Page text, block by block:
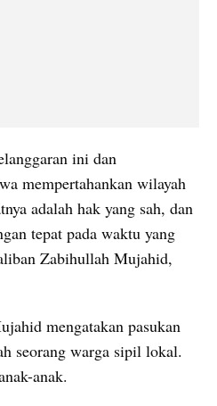
ini dan
mempertahankan wilayah
adalah hak yang sah, dan
tepat pada waktu yang
Zabihullah Mujahid,
mengatakan pasukan
seorang warga sipil lokal.
anak.